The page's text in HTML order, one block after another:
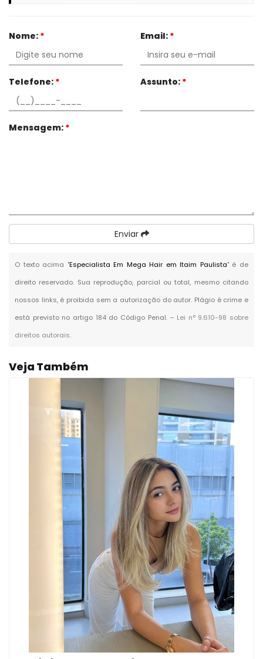
Nome: * Email: *
Telefone: * Assunto: *
Mensagem: *
Enviar
O texto acima "Especialista Em Mega Hair em Itaim Paulista" é de
direito reservado. Sua reprodução, parcial ou total, mesmo citando
nossos links, é proibida sem a autorização do autor. Plágio é crime e
está previsto no artigo 184 do Código Penal. – Lei n° 9.610-98 sobre
direitos autorais.
Veja Também